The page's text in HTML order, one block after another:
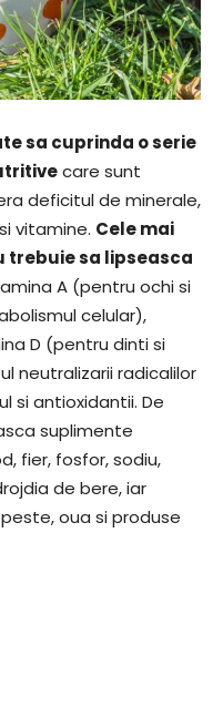
sa cuprinda o serie
care sunt
deficitul de minerale,
vitamine. Cele mai
trebuie sa lipseasca
A (pentru ochi si
celular),
D (pentru dinti si
neutralizarii radicalilor
si antioxidantii. De
suplimente
fier, fosfor, sodiu,
de bere, iar
oua si produse